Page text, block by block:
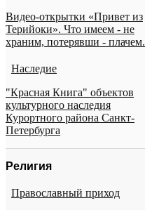
Видео-открытки «Привет из
Терийоки». Что имеем - не
храним, потерявши - плачем.
Наследие
"Красная Книга" объектов
культурного наследия
Курортного района Санкт-
Петербурга
Религия
Православный приход